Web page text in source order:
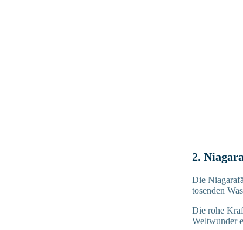
2.
Die
tosenden
Die rohe
Weltwunder